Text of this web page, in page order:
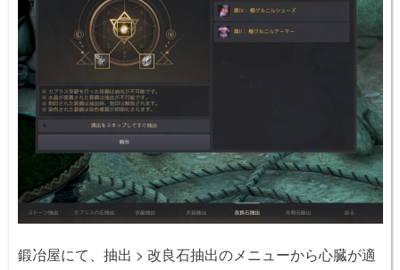
鍛冶屋にて、抽出 > 改良石抽出のメニューから心臓が適